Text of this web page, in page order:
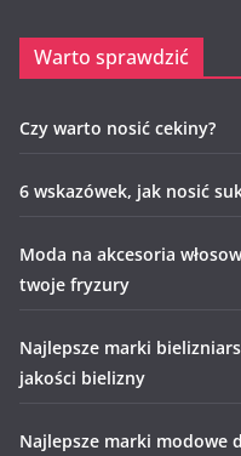
Warto sprawdzić
Czy warto nosić cekiny?
6 wskazówek, jak nosić
Moda na akcesoria
twoje fryzury
Najlepsze marki
jakości bielizny
Najlepsze marki modowe